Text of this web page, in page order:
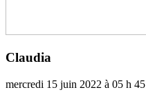
Claudia
mercredi 15 juin 2022 à 05 h 45